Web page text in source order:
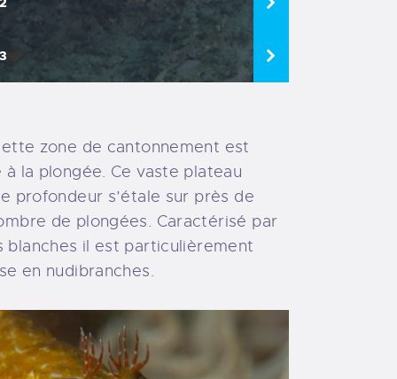
zone de cantonnement est
la plongée. Ce vaste plateau
profondeur s’étale sur près de
de plongées. Caractérisé par
blanches il est particulièrement
en nudibranches.